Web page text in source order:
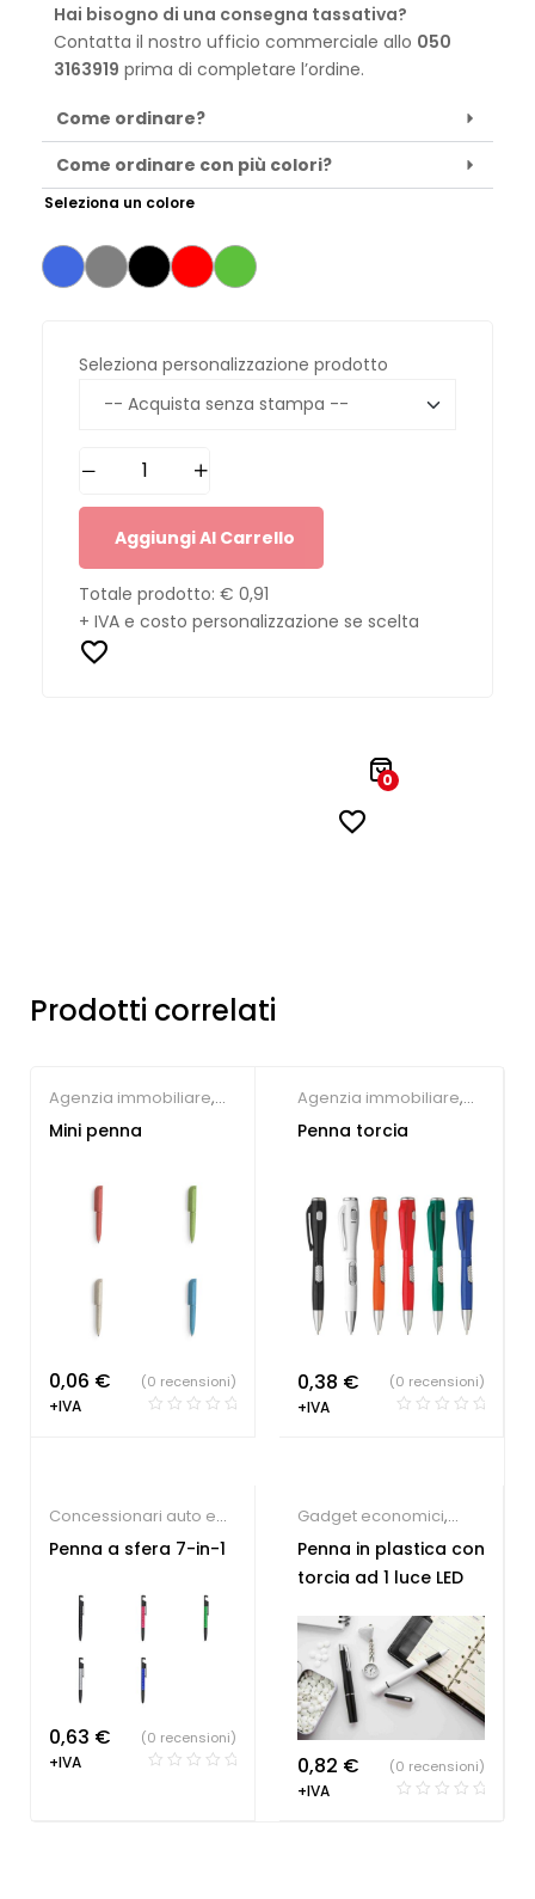
Hai bisogno di una consegna tassativa?
Contatta il nostro ufficio commerciale allo 050
3163919 prima di completare l’ordine.
Come ordinare?
Come ordinare con più colori?
Seleziona un colore
Seleziona personalizzazione prodotto
Aggiungi Al Carrello
Totale prodotto: € 0,91
+ IVA e costo personalizzazione se scelta
0
Prodotti correlati
Agenzia immobiliare,
Farmacie,Hotel
Personalizzate
Mini penna
0,06 €
+IVA
(0 recensioni)
Agenzia immobiliare,
Concessionari auto e
Società Sportive ,Studio
dentistico Penne
Personalizzate
Penna torcia
0,38 €
+IVA
(0 recensioni)
Concessionari auto e
meccanici,Penne
Penna a sfera 7-in-1
0,63 €
+IVA
(0 recensioni)
Gadget economici,
Penne Personalizzate
Penna in plastica con
torcia ad 1 luce LED
0,82 €
+IVA
(0 recensioni)